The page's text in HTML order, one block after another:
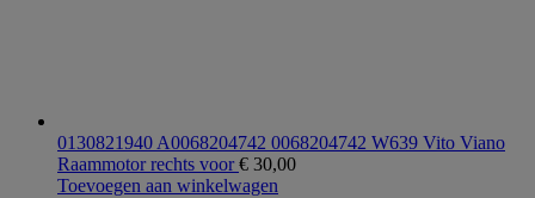
0130821940 A0068204742 0068204742 W639 Vito Viano
Raammotor rechts voor€ 30,00
Toevoegen aan winkelwagen